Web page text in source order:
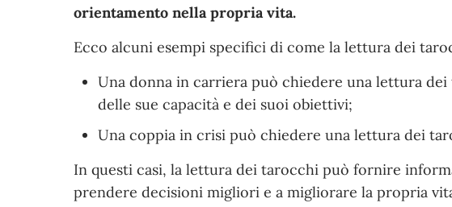
orientamento nella propria vita.
Ecco alcuni esempi specifici di come la lettura dei
Una donna in carriera può chiedere una lettura
delle sue capacità e dei suoi obiettivi;
Una coppia in crisi può chiedere una lettura dei
In questi casi, la lettura dei tarocchi può fornire
prendere decisioni migliori e a migliorare la propria